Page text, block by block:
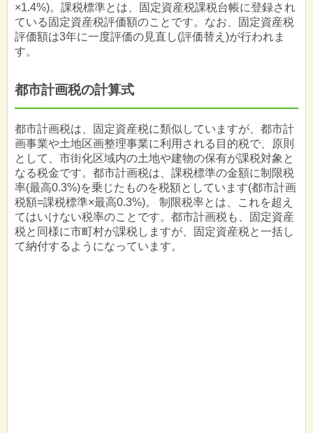
×1.4%)。課税標準とは、固定資産税課税台帳に登録され
ている固定資産税評価額のことです。なお、固定資産税
評価額は3年に一度評価の見直し(評価替え)が行われま
す。
都市計画税の計算式
都市計画税は、固定資産税に類似していますが、都市計
画事業や土地区画整理事業に利用される目的税で、原則
として、市街化区域内の土地や建物の保有が課税対象と
なる税金です。都市計画税は、課税標準の金額に制限税
率(最高0.3%)を乗じたものを税額としています(都市計画
税額=課税標準×最高0.3%)。 制限税率とは、これを超え
てはいけない税率のことです。都市計画税も、固定資産
税と同様に市町村が課税しますが、固定資産税と一括し
て納付するようになっています。